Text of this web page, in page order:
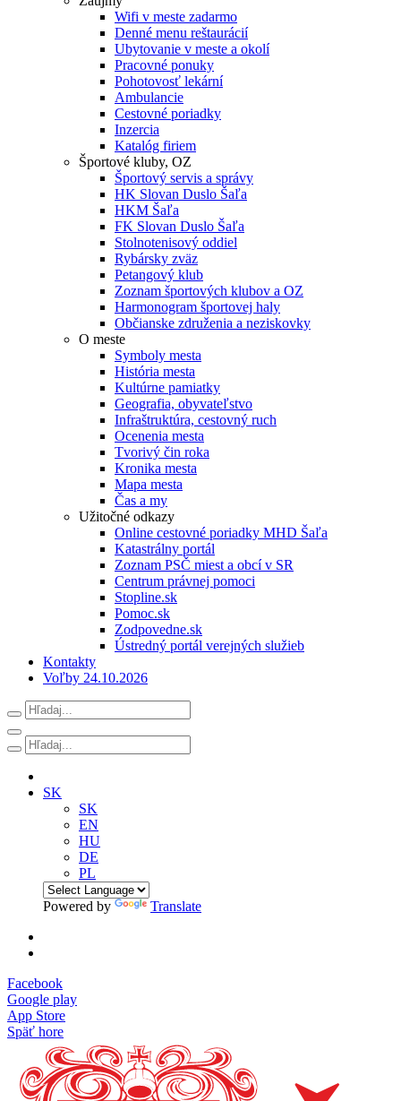
Wifi v meste zadarmo
Denné menu reštaurácií
Ubytovanie v meste a okolí
Pracovné ponuky
Pohotovosť lekární
Ambulancie
Cestovné poriadky
Inzercia
Katalóg firiem
Športové kluby, OZ
Športový servis a správy
HK Slovan Duslo Šaľa
HKM Šaľa
FK Slovan Duslo Šaľa
Stolnotenisový oddiel
Rybársky zväz
Petangový klub
Zoznam športových klubov a OZ
Harmonogram športovej haly
Občianske združenia a neziskovky
O meste
Symboly mesta
História mesta
Kultúrne pamiatky
Geografia, obyvateľstvo
Infraštruktúra, cestovný ruch
Ocenenia mesta
Tvorivý čin roka
Kronika mesta
Mapa mesta
Čas a my
Užitočné odkazy
Online cestovné poriadky MHD Šaľa
Katastrálny portál
Zoznam PSČ miest a obcí v SR
Centrum právnej pomoci
Stopline.sk
Pomoc.sk
Zodpovedne.sk
Ústredný portál verejných služieb
Kontakty
Voľby 24.10.2026
SK
SK
EN
HU
DE
PL
Powered by Translate
Facebook
Google play
App Store
Späť hore